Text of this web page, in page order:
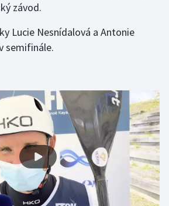
závod.
Lucie Nesnídalová a Antonie
semifinále.